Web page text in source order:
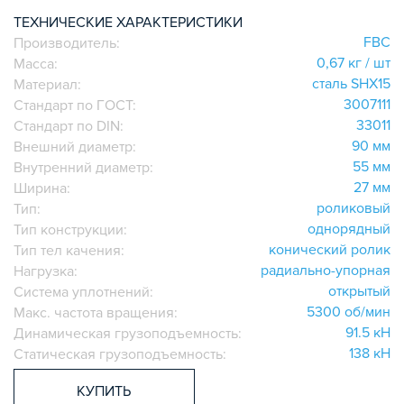
ИГОЛЬЧАТЫЕ РОЛИКОВЫЕ
ЛИНЕЙНЫЕ СОЕДИНИТЕЛИ
ДОПОЛНИТЕЛЬНАЯ ОБРАБОТКА
ПАРАЛЛЕЛЬНЫЕ СОЕДИНИТЕЛИ
ПРОМЫШЛЕННАЯ МЕБЕЛЬ
СИСТЕМА ЛЕСТНИЦ И ПЛАТФОРМ
БЫСТРЫЕ СОЕДИНИТЕЛИ
ВИНТОВЫЕ СОЕДИНИТЕЛИ И ВТУЛКИ
ШАРНИРНЫЕ И ПОДВИЖНЫЕ СОЕДИНИТЕЛИ
НАБОРЫ
ПЕТЛИ, РУЧКИ, ЗАМКИ, ЗАЩЕЛКИ
ЭЛЕМЕНТЫ ДЛЯ КРЕПЛЕНИЯ КАБЕЛЕЙ,
ПАНЕЛЕЙ, ЛИСТА, СЕТКИ
ОПОРЫ, ПОДВЕСЫ
КОМПОНЕНТЫ ДЛЯ КОНВЕЙЕРОВ
ТЕХНИЧЕСКИЕ ХАРАКТЕРИСТИКИ
Производитель:
FBC
Масса:
0,67 кг / шт
Материал:
сталь SHX15
Стандарт по ГОСТ:
3007111
Стандарт по DIN:
33011
Внешний диаметр:
90 мм
Внутренний диаметр:
55 мм
Ширина:
27 мм
Тип:
роликовый
Тип конструкции:
однорядный
Тип тел качения:
конический ролик
Нагрузка:
радиально-упорная
Система уплотнений:
открытый
Макс. частота вращения:
5300 об/мин
Динамическая грузоподъемность:
91.5 кН
Статическая грузоподъемность:
138 кН
КУПИТЬ